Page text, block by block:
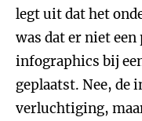
legt uit dat het
was dat er niet
infographics bij
geplaatst. Nee, de
verluchtiging,